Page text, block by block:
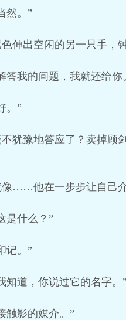
然。”
伸出空闲的另一只手，
答我的问题，我就还给你
。”
犹豫地答应了？卖掉顾
像……他在一步步让自己
是什么？”
记。”
知道，你说过它的名字。
触影的媒介。”